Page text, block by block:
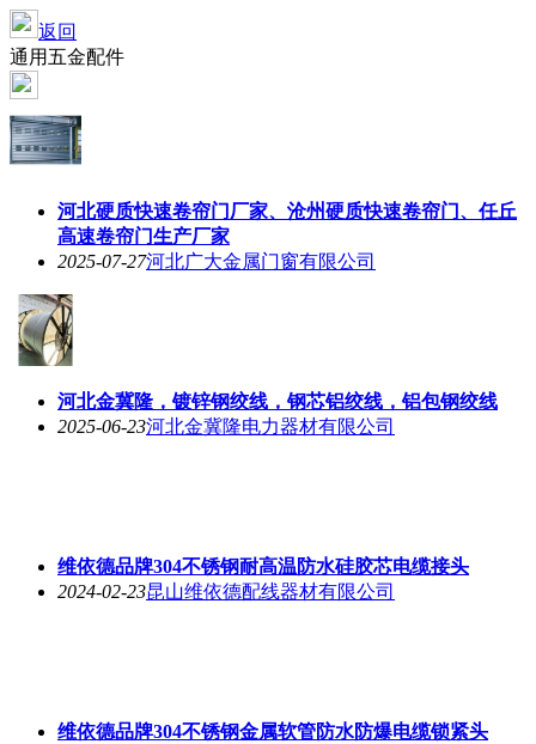
返回
通用五金配件
河北硬质快速卷帘门厂家、沧州硬质快速卷帘门、任丘
高速卷帘门生产厂家
2025-07-27河北广大金属门窗有限公司
河北金冀隆，镀锌钢绞线，钢芯铝绞线，铝包钢绞线
2025-06-23河北金冀隆电力器材有限公司
维依德品牌304不锈钢耐高温防水硅胶芯电缆接头
2024-02-23昆山维依德配线器材有限公司
维依德品牌304不锈钢金属软管防水防爆电缆锁紧头